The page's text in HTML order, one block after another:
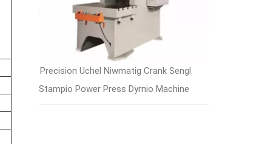
Precision Uchel Niwmatig Crank Sengl
Stampio Power Press Dyrnio Machine